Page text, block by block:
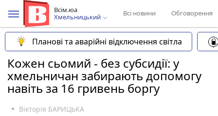
Всім.юа
Хмельницький
Всі новини Обговорення
Планові та аварійні відключення світла
Кожен сьомий - без субсидії: у
хмельничан забирають допомогу
навіть за 16 гривень боргу
Вікторія БАРИЦЬКА